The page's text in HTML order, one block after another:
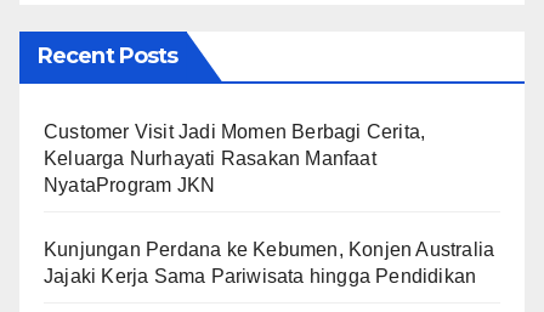
Recent Posts
Customer Visit Jadi Momen Berbagi Cerita,
Keluarga Nurhayati Rasakan Manfaat
NyataProgram JKN
Kunjungan Perdana ke Kebumen, Konjen Australia
Jajaki Kerja Sama Pariwisata hingga Pendidikan